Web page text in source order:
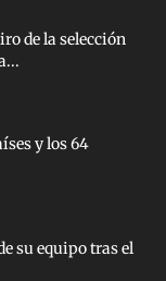
de la selección
y los 64
su equipo tras el